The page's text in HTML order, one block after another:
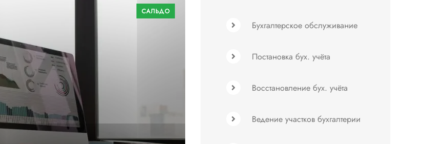
САЛЬДО
Бухгалтерское обслуживание
Постановка бух. учёта
Восстановление бух. учёта
Ведение участков бухгалтерии